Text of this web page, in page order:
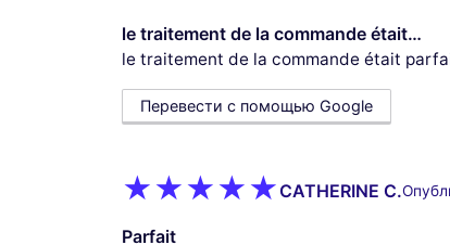
le traitement de la commande était…
le traitement de la commande était
Перевести с помощью Google
CATHERINE C.
Parfait